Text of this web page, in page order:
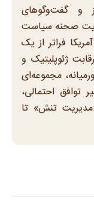
و گفت‌وگوهای
صحنه سیاست
فراتر از یک
ژئوپلیتیک و
مجموعه‌ای
توافق احتمالی،
تنش» تا